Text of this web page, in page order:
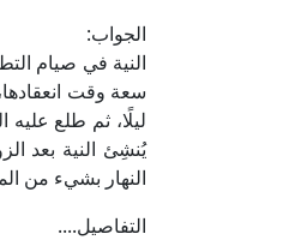
الجواب:
النية في صيام
سعة وقت
ليلًا، ثم طلع
يُنشِئ النية بعد
النهار بشيء من
التفاصيل....